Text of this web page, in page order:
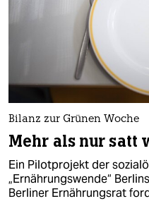
Bilanz zur Grünen Woche
Mehr als nur satt
Ein Pilotprojekt der
„Ernährungswende“
Berliner Ernährungsrat